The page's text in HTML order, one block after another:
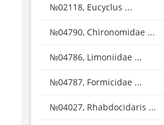
№02118, Eucyclus ...
№04790, Chironomidae ...
№04786, Limoniidae ...
№04787, Formicidae ...
№04027, Rhabdocidaris ...